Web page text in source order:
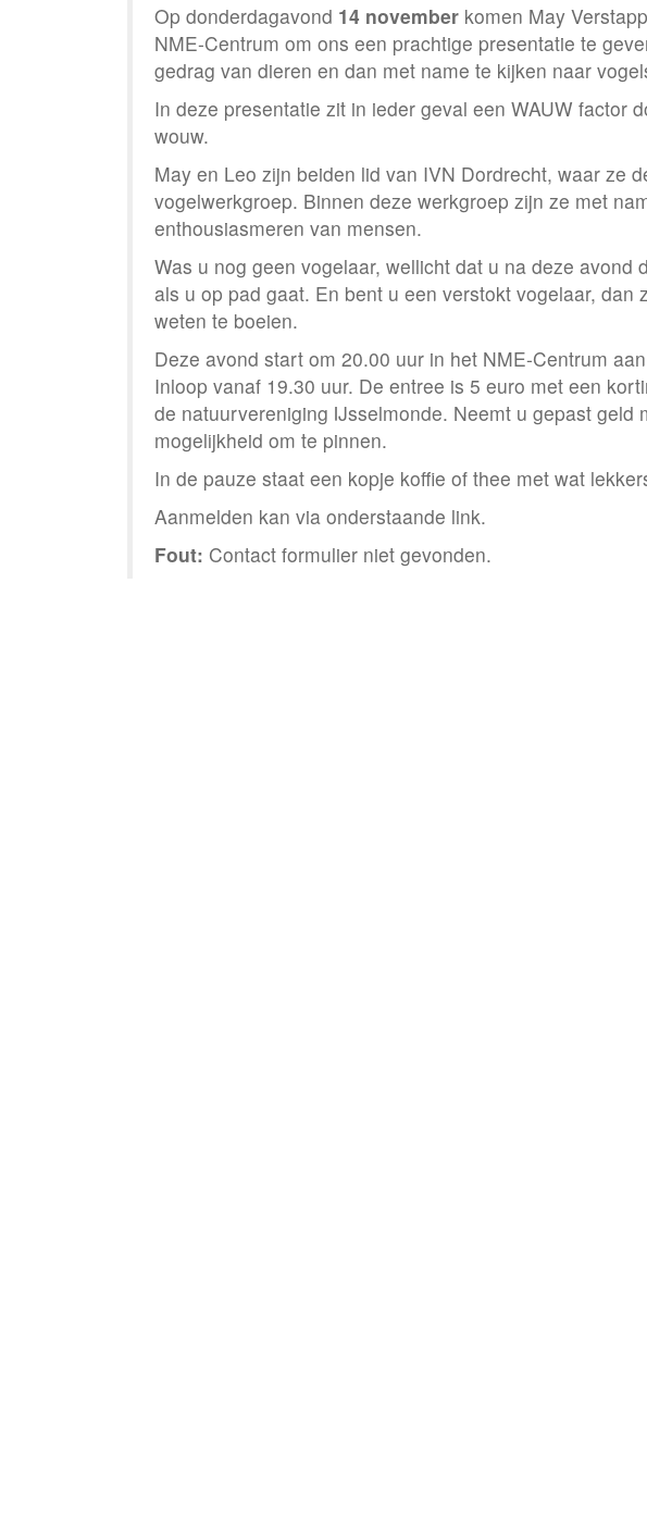
Op donderdagavond 14 november komen May
NME-Centrum om ons een prachtige presentatie te
gedrag van dieren en dan met name te kijken naar
In deze presentatie zit in ieder geval een WAUW factor
wouw.
May en Leo zijn beiden lid van IVN Dordrecht, waar ze
vogelwerkgroep. Binnen deze werkgroep zijn ze met
enthousiasmeren van mensen.
Was u nog geen vogelaar, wellicht dat u na deze avond
als u op pad gaat. En bent u een verstokt vogelaar, dan
weten te boeien.
Deze avond start om 20.00 uur in het NME-Centrum
Inloop vanaf 19.30 uur. De entree is 5 euro met een
de natuurvereniging IJsselmonde. Neemt u gepast geld
mogelijkheid om te pinnen.
In de pauze staat een kopje koffie of thee met wat
Aanmelden kan via onderstaande link.
Fout: Contact formulier niet gevonden.